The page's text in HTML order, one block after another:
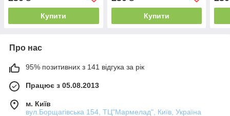
Купити Купити
Про нас
95% позитивних з 141 відгука за рік
Працює з 05.08.2013
м. Київ
вул.Борщагівська 154, ТЦ"Мармелад", Київ, Україна